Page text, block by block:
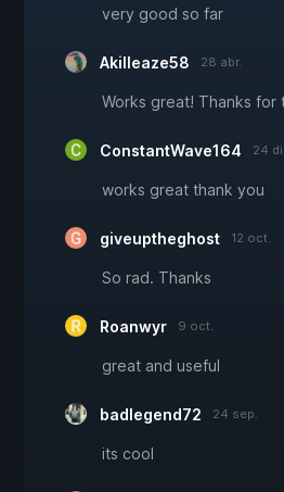
very good so far
Akilleaze58 28 abr.
Works great! Thanks for
ConstantWave164 24
works great thank you
giveuptheghost 12 oct.
So rad. Thanks
Roanwyr 9 oct.
great and useful
badlegend72 24 sep.
its cool